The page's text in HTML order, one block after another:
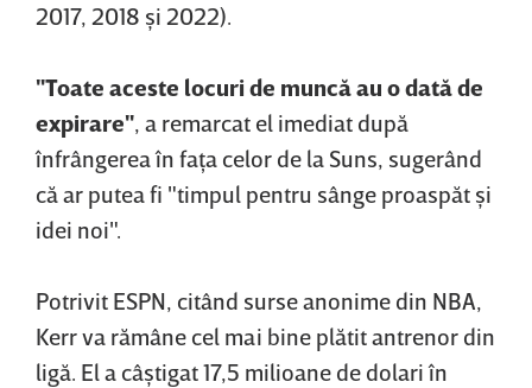
2017, 2018 şi 2022).
"Toate aceste locuri de muncă au o dată de
expirare", a remarcat el imediat după
înfrângerea în faţa celor de la Suns, sugerând
că ar putea fi "timpul pentru sânge proaspăt şi
idei noi".
Potrivit ESPN, citând surse anonime din NBA,
Kerr va rămâne cel mai bine plătit antrenor din
ligă. El a câştigat 17,5 milioane de dolari în